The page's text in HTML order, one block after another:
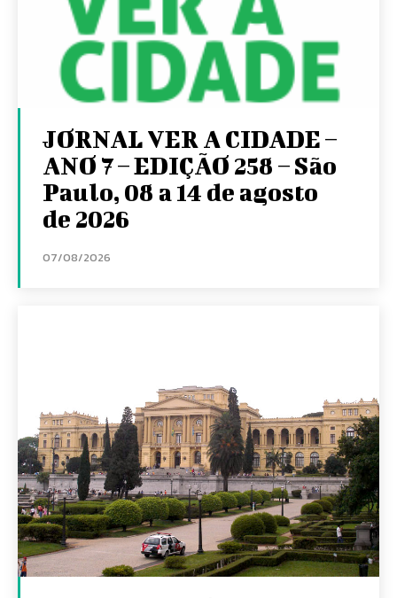
JORNAL VER A CIDADE –
ANO 7 – EDIÇÃO 258 – São
Paulo, 08 a 14 de agosto
de 2026
07/08/2026